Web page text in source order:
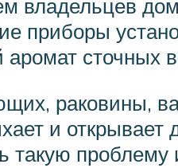
владельцев
приборы
сточных
раковины,
и
проблему